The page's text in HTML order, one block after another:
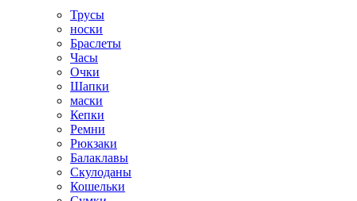
Трусы
носки
Браслеты
Часы
Очки
Шапки
маски
Кепки
Ремни
Рюкзаки
Балаклавы
Скулоданы
Кошельки